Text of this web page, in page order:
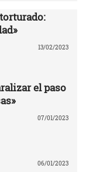
13/02/2023
el paso
07/01/2023
06/01/2023